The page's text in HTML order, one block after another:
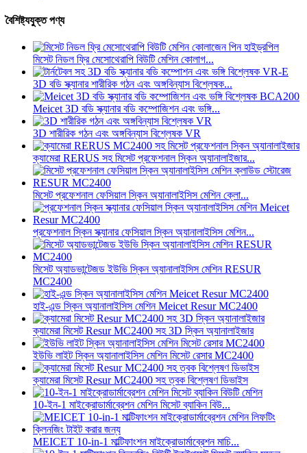
বৈশিষ্ট্যযুক্ত পণ্য
মিসেট নিডল ফ্রি মেসোথেরাপি বিউটি মেশিন কোলাগ...
3D বডি স্ক্যানার শারীরিক গঠন এবং অঙ্গবিন্যাস বিশ্লেষক...
Meicet 3D বডি স্ক্যানার বডি কম্পোজিশন এবং ভঙ্গি...
3D শারীরিক গঠন এবং অঙ্গবিন্যাস বিশ্লেষক VR
ক্যামেরা RERUS সহ মিসেট প্রফেশনাল স্কিন অ্যানালাইজার...
মিসেট প্রফেশনাল ফেসিয়াল স্কিন অ্যানালাইসিস মেশিন ক্লো...
প্রফেশনাল স্কিন স্ক্যানার ফেসিয়াল স্কিন অ্যানালাইসিস মেশিন...
মিসেট অ্যাডভান্টেজড ইউভি স্কিন অ্যানালাইসিস মেশিন RESUR
MC2400
হাই-এন্ড স্কিন অ্যানালাইসিস মেশিন Meicet Resur MC2400
ক্যামেরা মিসেট Resur MC2400 সহ 3D স্কিন অ্যানালাইজার
ইউভি লাইট স্কিন অ্যানালাইসিস মেশিন মিসেট রেসার MC2400
ক্যামেরা মিসেট Resur MC2400 সহ ত্বক বিশ্লেষণ ডিভাইস
10-ইন-1 মাইক্রোডার্মাব্রেশন মেশিন মিসেট ব্যাকিন বিউ...
MEICET 10-in-1 মাল্টিফাংশন মাইক্রোডার্মাব্রেশন মাচি...